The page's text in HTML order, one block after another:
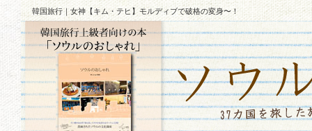
韓国旅行｜女神【キム・テヒ】モルディブで破格の変身〜！